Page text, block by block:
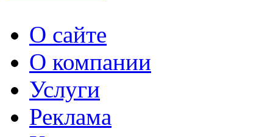
О сайте
О компании
Услуги
Реклама